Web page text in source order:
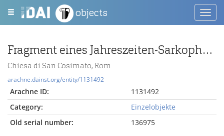
objects
Fragment eines Jahreszeiten-Sarkophags
Chiesa di San Cosimato, Rom
arachne.dainst.org/entity/1131492
Arachne ID:
1131492
Category:
Einzelobjekte
Old serial number:
136975